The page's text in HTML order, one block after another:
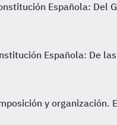
Española: Del
Española: De
y